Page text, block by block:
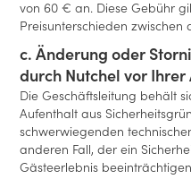
von 60 € an. Diese Gebühr
Preisunterschieden zwischen
c. Änderung oder
durch Nutchel vor Ihrer
Die Geschäftsleitung behält
Aufenthalt aus
schwerwiegenden
anderen Fall, der ein
Gästeerlebnis